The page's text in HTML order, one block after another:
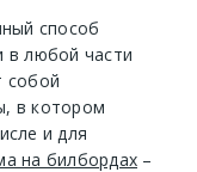
способ
в любой части
собой
в котором
и для
на билбордах –